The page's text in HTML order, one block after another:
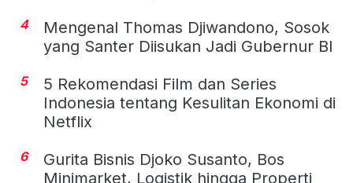
4
Mengenal Thomas Djiwandono, Sosok
yang Santer Diisukan Jadi Gubernur BI
5
5 Rekomendasi Film dan Series
Indonesia tentang Kesulitan Ekonomi di
Netflix
6
Gurita Bisnis Djoko Susanto, Bos
Minimarket, Logistik hingga Properti